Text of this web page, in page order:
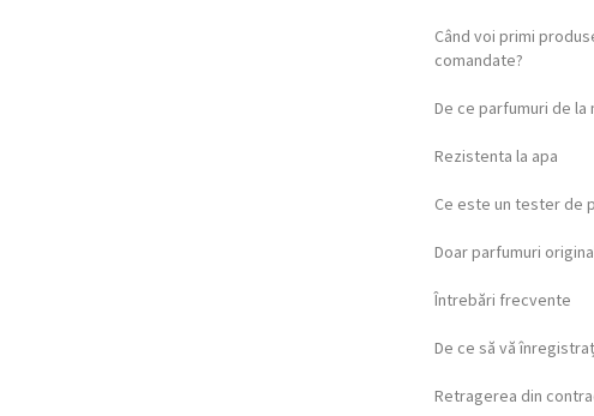
Când voi primi
comandate?
De ce parfumuri de la
Rezistenta la apa
Ce este un tester de
Doar parfumuri
Întrebări frecvente
De ce să vă
Retragerea din